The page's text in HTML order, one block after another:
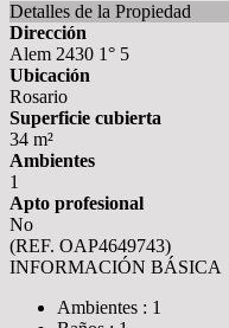
Detalles de la Propiedad
Dirección
Alem 2430 1° 5
Ubicación
Rosario
Superficie cubierta
34 m²
Ambientes
1
Apto profesional
No
(REF. OAP4649743)
INFORMACIÓN BÁSICA
Ambientes : 1